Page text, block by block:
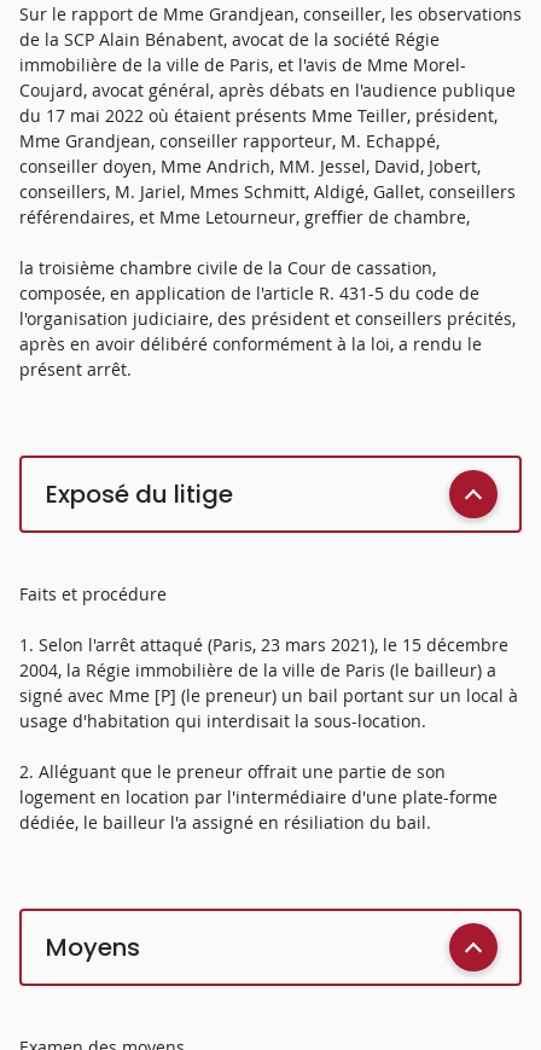
Sur le rapport de Mme Grandjean, conseiller, les observations
de la SCP Alain Bénabent, avocat de la société Régie
immobilière de la ville de Paris, et l'avis de Mme Morel-
Coujard, avocat général, après débats en l'audience publique
du 17 mai 2022 où étaient présents Mme Teiller, président,
Mme Grandjean, conseiller rapporteur, M. Echappé,
conseiller doyen, Mme Andrich, MM. Jessel, David, Jobert,
conseillers, M. Jariel, Mmes Schmitt, Aldigé, Gallet, conseillers
référendaires, et Mme Letourneur, greffier de chambre,
la troisième chambre civile de la Cour de cassation,
composée, en application de l'article R. 431-5 du code de
l'organisation judiciaire, des président et conseillers précités,
après en avoir délibéré conformément à la loi, a rendu le
présent arrêt.
Exposé du litige
Faits et procédure
1. Selon l'arrêt attaqué (Paris, 23 mars 2021), le 15 décembre
2004, la Régie immobilière de la ville de Paris (le bailleur) a
signé avec Mme [P] (le preneur) un bail portant sur un local à
usage d'habitation qui interdisait la sous-location.
2. Alléguant que le preneur offrait une partie de son
logement en location par l'intermédiaire d'une plate-forme
dédiée, le bailleur l'a assigné en résiliation du bail.
Moyens